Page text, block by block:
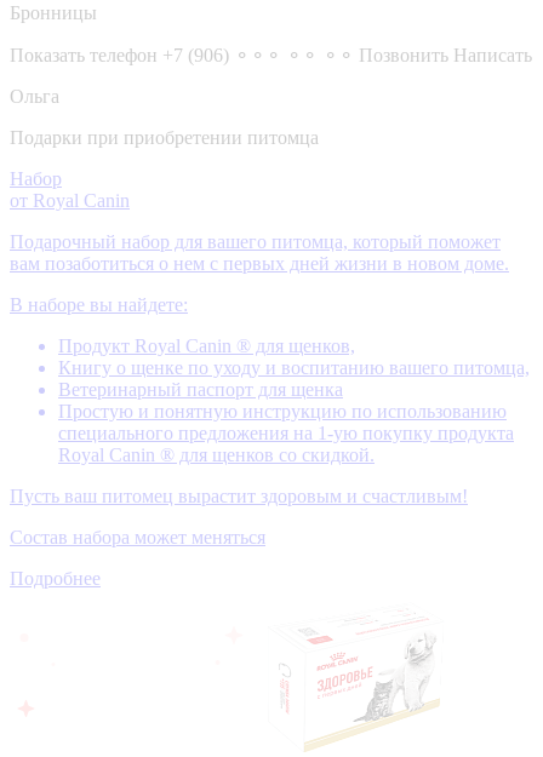
Бронницы
Показать телефон +7 (906) ⚬⚬⚬ ⚬⚬ ⚬⚬ Позвонить Написать
Ольга
Подарки при приобретении питомца
Набор
от Royal Canin
Подарочный набор для вашего питомца, который поможет
вам позаботиться о нем с первых дней жизни в новом доме.
В наборе вы найдете:
Продукт Royal Canin ® для щенков,
Книгу о щенке по уходу и воспитанию вашего питомца,
Ветеринарный паспорт для щенка
Простую и понятную инструкцию по использованию
специального предложения на 1-ую покупку продукта
Royal Canin ® для щенков со скидкой.
Пусть ваш питомец вырастит здоровым и счастливым!
Состав набора может меняться
Подробнее